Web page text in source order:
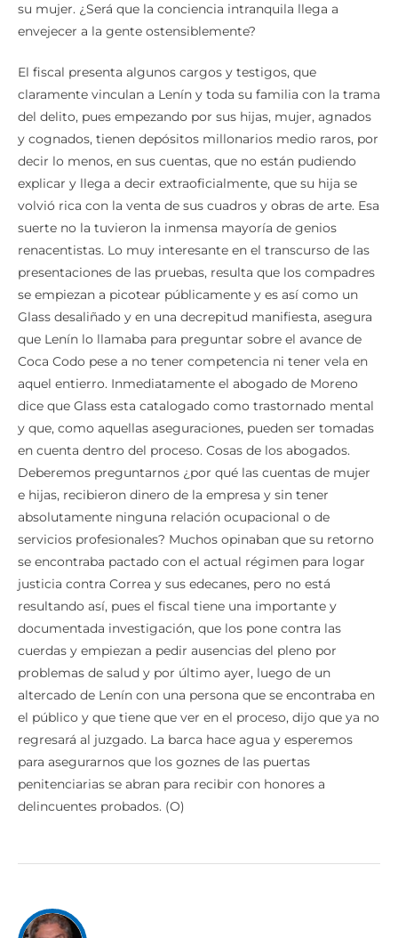
su mujer. ¿Será que la conciencia intranquila llega a
envejecer a la gente ostensiblemente?
El fiscal presenta algunos cargos y testigos, que
claramente vinculan a Lenín y toda su familia con la trama
del delito, pues empezando por sus hijas, mujer, agnados
y cognados, tienen depósitos millonarios medio raros, por
decir lo menos, en sus cuentas, que no están pudiendo
explicar y llega a decir extraoficialmente, que su hija se
volvió rica con la venta de sus cuadros y obras de arte. Esa
suerte no la tuvieron la inmensa mayoría de genios
renacentistas. Lo muy interesante en el transcurso de las
presentaciones de las pruebas, resulta que los compadres
se empiezan a picotear públicamente y es así como un
Glass desaliñado y en una decrepitud manifiesta, asegura
que Lenín lo llamaba para preguntar sobre el avance de
Coca Codo pese a no tener competencia ni tener vela en
aquel entierro. Inmediatamente el abogado de Moreno
dice que Glass esta catalogado como trastornado mental
y que, como aquellas aseguraciones, pueden ser tomadas
en cuenta dentro del proceso. Cosas de los abogados.
Deberemos preguntarnos ¿por qué las cuentas de mujer
e hijas, recibieron dinero de la empresa y sin tener
absolutamente ninguna relación ocupacional o de
servicios profesionales? Muchos opinaban que su retorno
se encontraba pactado con el actual régimen para logar
justicia contra Correa y sus edecanes, pero no está
resultando así, pues el fiscal tiene una importante y
documentada investigación, que los pone contra las
cuerdas y empiezan a pedir ausencias del pleno por
problemas de salud y por último ayer, luego de un
altercado de Lenín con una persona que se encontraba en
el público y que tiene que ver en el proceso, dijo que ya no
regresará al juzgado. La barca hace agua y esperemos
para asegurarnos que los goznes de las puertas
penitenciarias se abran para recibir con honores a
delincuentes probados. (O)